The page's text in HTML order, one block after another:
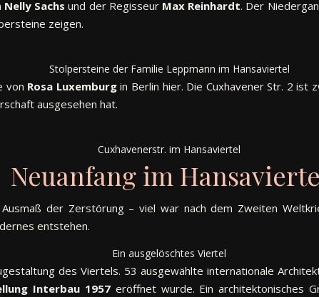
Nelly Sachs und der Regisseur Max Reinhardt. Der
zeigen.
Stolpersteine der Familie Leppmann im Hansaviertel
von Rosa Luxemburgin Berlin hier. Die Cuxhavener Str. 2 ist
ausgesehen hat.
Cuxhavenerstr. im Hansaviertel
Neuanfang im
der Zerstörung – viel war nach dem Zweiten
entstehen.
Ein ausgelöschtes Viertel
des Viertels. 53 ausgewählte internationale
Interbau 1957eröffnet wurde. Ein architektonisches